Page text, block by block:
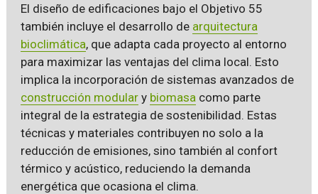
El diseño de edificaciones bajo el Objetivo 55
también incluye el desarrollo de arquitectura
bioclimática, que adapta cada proyecto al entorno
para maximizar las ventajas del clima local. Esto
implica la incorporación de sistemas avanzados de
construcción modulary biomasa como parte
integral de la estrategia de sostenibilidad. Estas
técnicas y materiales contribuyen no solo a la
reducción de emisiones, sino también al confort
térmico y acústico, reduciendo la demanda
energética que ocasiona el clima.